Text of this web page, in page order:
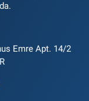
Emre Apt. 14/2